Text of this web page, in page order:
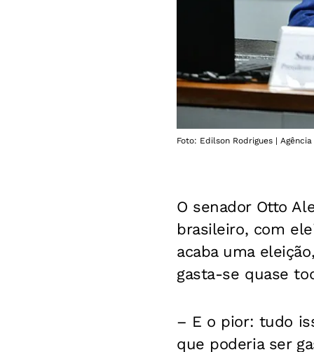
Foto: Edilson Rodrigues |
O senador Otto
brasileiro, com
acaba uma
gasta-se quase
– E o pior: tudo
que poderia ser